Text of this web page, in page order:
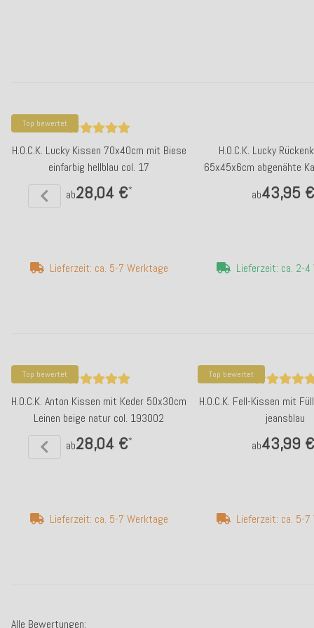
Alle Bewertungen:
Top bewertet
H.O.C.K. Lucky Kissen 70x40cm mit Biese
einfarbig hellblau col. 17
ab28,04 €*
Lieferzeit: ca. 5-7 Werktage
H.O.C.K. Lucky
65x45x6cm abgenähte
615
ab43,95 €
Lieferzeit: ca. 2-4
Top bewertet
H.O.C.K. Anton Kissen mit Keder 50x30cm
Leinen beige natur col. 193002
ab28,04 €*
Lieferzeit: ca. 5-7 Werktage
Top bewertet
H.O.C.K. Fell-Kissen mit
jeansblau
ab43,99 €
Lieferzeit: ca. 5-7